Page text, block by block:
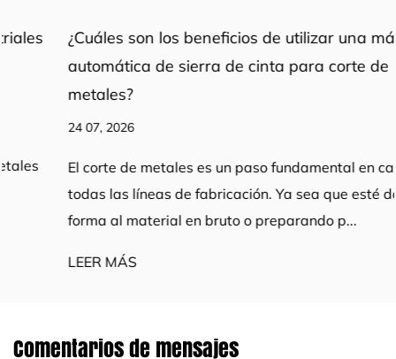
¿Cuáles son los beneficios de utilizar una máquina
automática de sierra de cinta para corte de
metales?
24 07, 2026
El corte de metales es un paso fundamental en casi
todas las líneas de fabricación. Ya sea que esté dando
forma al material en bruto o preparando p...
LEER MÁS
Comentarios de mensajes